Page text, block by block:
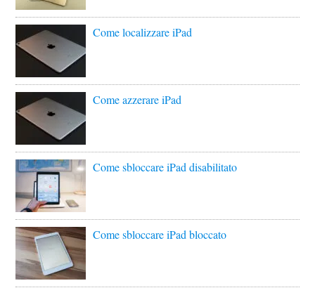
Come localizzare iPad
Come azzerare iPad
Come sbloccare iPad disabilitato
Come sbloccare iPad bloccato